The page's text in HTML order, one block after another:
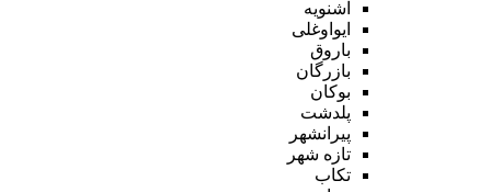
اشنویه
ایواوغلی
باروق
بازرگان
بوکان
پلدشت
پیرانشهر
تازه شهر
تکاب